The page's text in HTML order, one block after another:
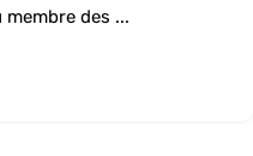
des ...